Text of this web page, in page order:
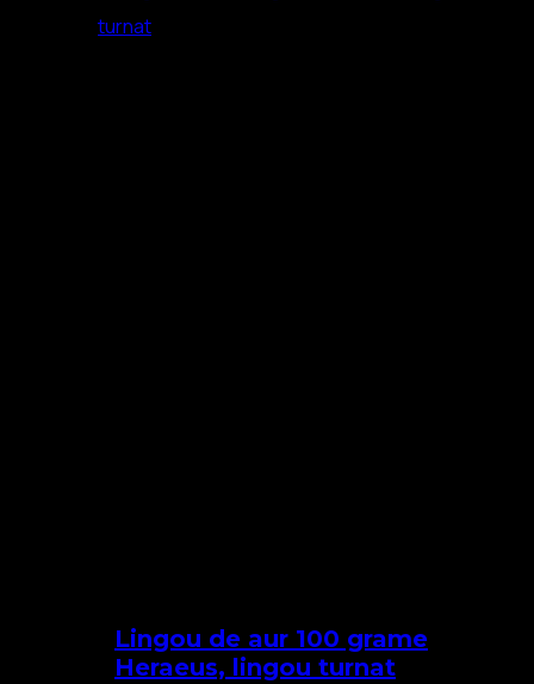
Lingou de aur 100 grame
Heraeus, lingou turnat